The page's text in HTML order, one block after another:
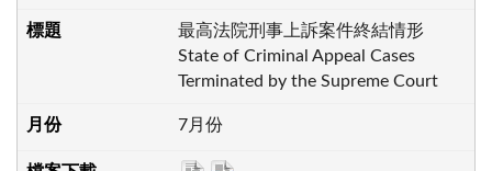
最高法院刑事上訴案件終結情形
State of Criminal Appeal Cases
Terminated by the Supreme Court
7月份